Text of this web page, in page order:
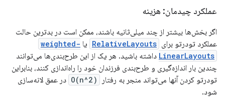
عملکرد چیدمان: هزینه
اگر بخش‌ها بیشتر از چند میلی‌ثانیه باشند، ممکن است در بدترین حالت
عملکرد تودرتو برای RelativeLayouts یا weighted-
LinearLayouts داشته باشید. هر یک از این طرح‌بندی‌ها می‌توانند
چندین بار اندازه‌گیری و طرح‌بندی فرزندان خود را راه‌اندازی کنند، بنابراین
تودرتو کردن آنها می‌تواند منجر به رفتار
O(n^2) در عمق لانه‌سازی
شود.